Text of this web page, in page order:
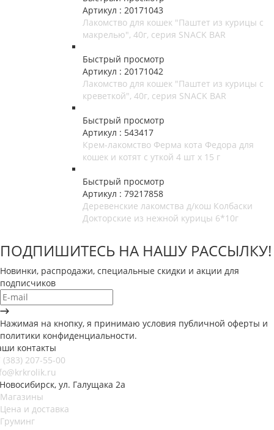
Артикул : 20171043
Лакомство для кошек "Паштет из курицы с
макрелью", 40г, серия SNACK BAR
Быстрый просмотр
Артикул : 20171042
Лакомство для кошек "Паштет из курицы с
креветкой", 40г, серия SNACK BAR
Быстрый просмотр
Артикул : 543417
Крем-лакомство Ферма кота Федора для
кошек и котят с уткой 4 шт х 15 г
Быстрый просмотр
Артикул : 79217858
Деревенские лакомства д/кош Колбаски
Докторские из нежной курицы 6*10г
ПОДПИШИТЕСЬ НА НАШУ РАССЫЛКУ!
Новинки, распродажи, специальные скидки и акции для
подписчиков
Нажимая на кнопку, я принимаю условия публичной оферты и
политики конфиденциальности.
контакты
(383) 207-55-00
ул. Галущака 2а
Магазины
Цена и доставка
Груминг